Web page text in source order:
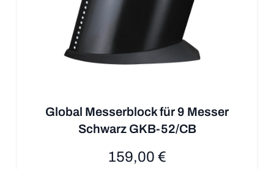
Global Messerblock für 9 Messer
Schwarz GKB-52/CB
159,00 €